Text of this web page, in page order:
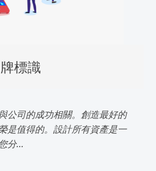
標識
公司的成功相關。創造最好的
是值得的。設計所有資產是一
分...